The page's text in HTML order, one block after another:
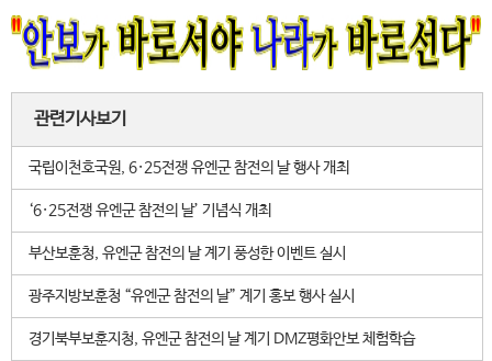
관련기사보기
국립이천호국원, 6·25전쟁 유엔군 참전의 날 행사 개최
‘6·25전쟁 유엔군 참전의 날’ 기념식 개최
부산보훈청, 유엔군 참전의 날 계기 풍성한 이벤트 실시
광주지방보훈청 “유엔군 참전의 날” 계기 홍보 행사 실시
경기북부보훈지청, 유엔군 참전의 날 계기 DMZ평화안보 체험학습